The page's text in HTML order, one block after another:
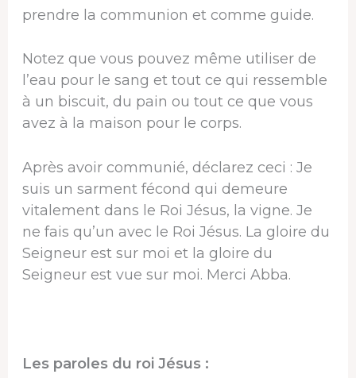
prendre la communion et comme guide.
Notez que vous pouvez même utiliser de
l’eau pour le sang et tout ce qui ressemble
à un biscuit, du pain ou tout ce que vous
avez à la maison pour le corps.
Après avoir communié, déclarez ceci : Je
suis un sarment fécond qui demeure
vitalement dans le Roi Jésus, la vigne. Je
ne fais qu’un avec le Roi Jésus. La gloire du
Seigneur est sur moi et la gloire du
Seigneur est vue sur moi. Merci Abba.
Les paroles du roi Jésus :